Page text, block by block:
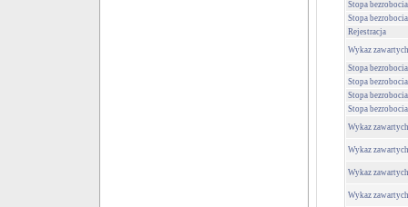
Stopa bezrobocia
Stopa bezrobocia
Rejestracja
Wykaz
Stopa bezrobocia
Stopa bezrobocia
Stopa bezrobocia
Stopa bezrobocia
Wykaz
Wykaz
Wykaz
Wykaz